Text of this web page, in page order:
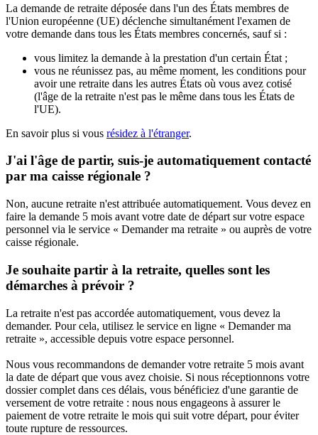
La demande de retraite déposée dans l'un des États membres de
l'Union européenne (UE) déclenche simultanément l'examen de
votre demande dans tous les États membres concernés, sauf si :
vous limitez la demande à la prestation d'un certain État ;
vous ne réunissez pas, au même moment, les conditions pour
avoir une retraite dans les autres États où vous avez cotisé
(l'âge de la retraite n'est pas le même dans tous les États de
l'UE).
En savoir plus si vous résidez à l'étranger.
J'ai l'âge de partir, suis-je automatiquement contacté
par ma caisse régionale ?
Non, aucune retraite n'est attribuée automatiquement. Vous devez en
faire la demande 5 mois avant votre date de départ sur votre espace
personnel via le service « Demander ma retraite » ou auprès de votre
caisse régionale.
Je souhaite partir à la retraite, quelles sont les
démarches à prévoir ?
La retraite n'est pas accordée automatiquement, vous devez la
demander. Pour cela, utilisez le service en ligne « Demander ma
retraite », accessible depuis votre espace personnel.
Nous vous recommandons de demander votre retraite 5 mois avant
la date de départ que vous avez choisie. Si nous réceptionnons votre
dossier complet dans ces délais, vous bénéficiez d'une garantie de
versement de votre retraite : nous nous engageons à assurer le
paiement de votre retraite le mois qui suit votre départ, pour éviter
toute rupture de ressources.